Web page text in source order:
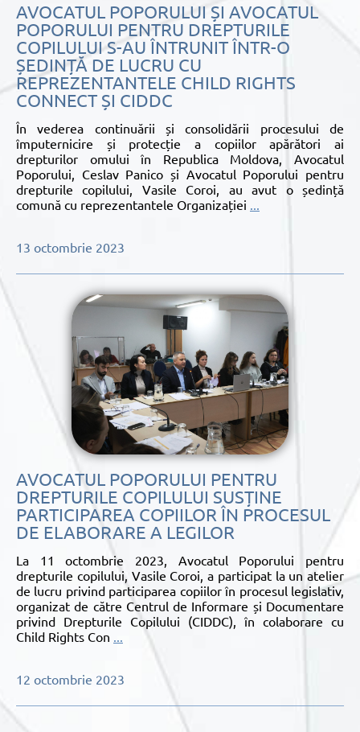
AVOCATUL POPORULUI ȘI AVOCATUL
POPORULUI PENTRU DREPTURILE
COPILULUI S-AU ÎNTRUNIT ÎNTR-O
ȘEDINȚĂ DE LUCRU CU
REPREZENTANTELE CHILD RIGHTS
CONNECT ȘI CIDDC
În vederea continuării și consolidării procesului de
împuternicire și protecție a copiilor apărători ai
drepturilor omului în Republica Moldova, Avocatul
Poporului, Ceslav Panico și Avocatul Poporului pentru
drepturile copilului, Vasile Coroi, au avut o ședință
comună cu reprezentantele Organizației ...
13 octombrie 2023
AVOCATUL POPORULUI PENTRU
DREPTURILE COPILULUI SUSȚINE
PARTICIPAREA COPIILOR ÎN PROCESUL
DE ELABORARE A LEGILOR
La 11 octombrie 2023, Avocatul Poporului pentru
drepturile copilului, Vasile Coroi, a participat la un atelier
de lucru privind participarea copiilor în procesul legislativ,
organizat de către Centrul de Informare și Documentare
privind Drepturile Copilului (CIDDC), în colaborare cu
Child Rights Con
12 octombrie 2023